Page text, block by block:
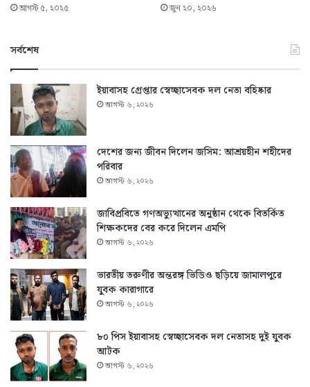
আগস্ট ৫, ২০২৫ জুন ২০, ২০২৬
সর্বশেষ
ইয়াবাসহ গ্রেপ্তার স্বেচ্ছাসেবক দল নেতা বহিষ্কার
আগস্ট ৬, ২০২৬
দেশের জন্য জীবন দিলেন জসিম: আশ্রয়হীন শহীদের
পরিবার
আগস্ট ৬, ২০২৬
জাবিপ্রবিতে গণঅভ্যুত্থানের অনুষ্ঠান থেকে বিতর্কিত
শিক্ষকদের বের করে দিলেন এমপি
আগস্ট ৬, ২০২৬
ভারতীয় তরুণীর অন্তরঙ্গ ভিডিও ছড়িয়ে জামালপুরে
যুবক কারাগারে
আগস্ট ৬, ২০২৬
৮০ পিস ইয়াবাসহ স্বেচ্ছাসেবক দল নেতাসহ দুই যুবক
আটক
আগস্ট ৬, ২০২৬